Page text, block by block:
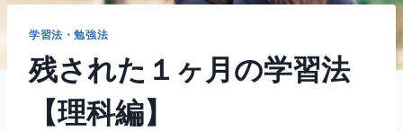
学習法・勉強法
残された１ヶ月の学習法
【理科編】